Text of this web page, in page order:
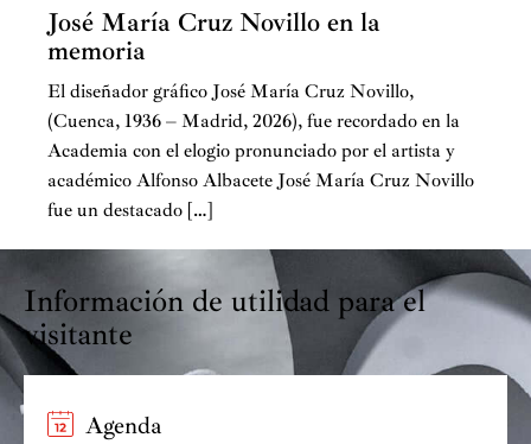
José María Cruz Novillo en la
memoria
El diseñador gráfico José María Cruz Novillo,
(Cuenca, 1936 – Madrid, 2026), fue recordado en la
Academia con el elogio pronunciado por el artista y
académico Alfonso Albacete José María Cruz Novillo
fue un destacado […]
Información de utilidad para el
visitante
Agenda